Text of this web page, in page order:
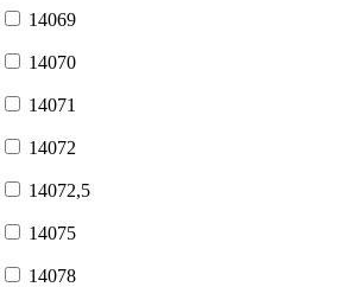
14069
14070
14071
14072
14072,5
14075
14078